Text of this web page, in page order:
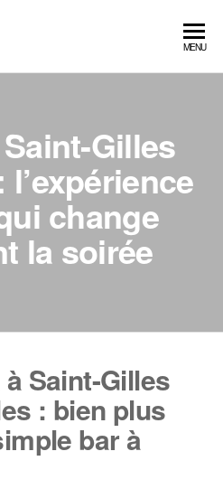
MENU
Gilles
change
la soirée
Saint-Gilles
: bien plus
bar à